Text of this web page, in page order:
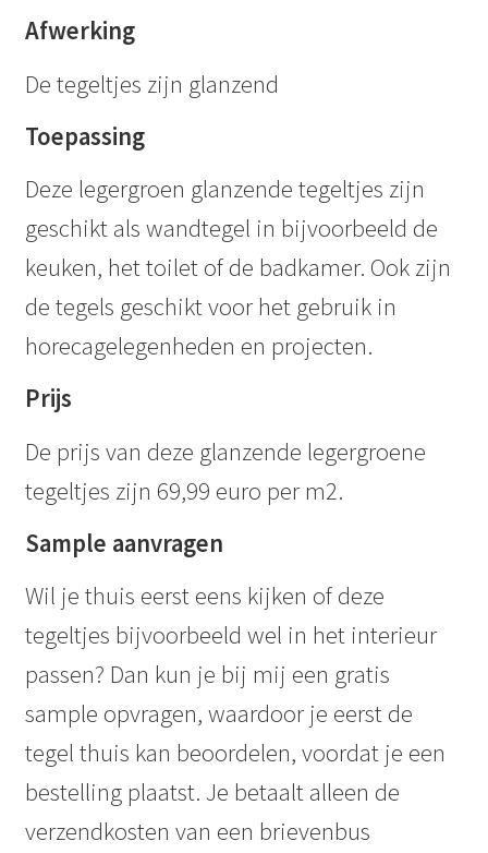
Afwerking
De tegeltjes zijn glanzend
Toepassing
Deze legergroen glanzende tegeltjes zijn
geschikt als wandtegel in bijvoorbeeld de
keuken, het toilet of de badkamer. Ook zijn
de tegels geschikt voor het gebruik in
horecagelegenheden en projecten.
Prijs
De prijs van deze glanzende legergroene
tegeltjes zijn 69,99 euro per m2.
Sample aanvragen
Wil je thuis eerst eens kijken of deze
tegeltjes bijvoorbeeld wel in het interieur
passen? Dan kun je bij mij een gratis
sample opvragen, waardoor je eerst de
tegel thuis kan beoordelen, voordat je een
bestelling plaatst. Je betaalt alleen de
verzendkosten van een brievenbus